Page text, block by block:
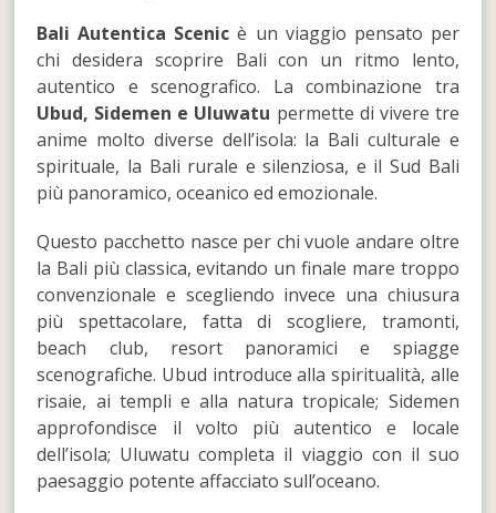
Bali Autentica Scenic è un viaggio pensato per
chi desidera scoprire Bali con un ritmo lento,
autentico e scenografico. La combinazione tra
Ubud, Sidemen e Uluwatu permette di vivere tre
anime molto diverse dell’isola: la Bali culturale e
spirituale, la Bali rurale e silenziosa, e il Sud Bali
più panoramico, oceanico ed emozionale.
Questo pacchetto nasce per chi vuole andare oltre
la Bali più classica, evitando un finale mare troppo
convenzionale e scegliendo invece una chiusura
più spettacolare, fatta di scogliere, tramonti,
beach club, resort panoramici e spiagge
scenografiche. Ubud introduce alla spiritualità, alle
risaie, ai templi e alla natura tropicale; Sidemen
approfondisce il volto più autentico e locale
dell’isola; Uluwatu completa il viaggio con il suo
paesaggio potente affacciato sull’oceano.